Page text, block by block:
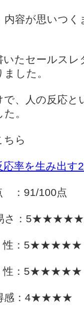
内容が思いつ
いたセールス
した。
で、人の反応
。
ちら
応率を生み出す
：91/100点
さ：5★★★★★
：5★★★★★
：5★★★★★
感：4★★★★